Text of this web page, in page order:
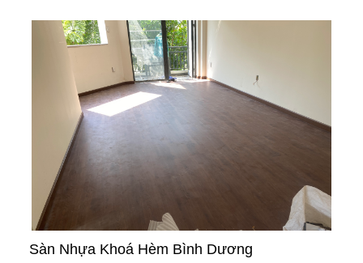
Sàn Nhựa Khoá Hèm Bình Dương